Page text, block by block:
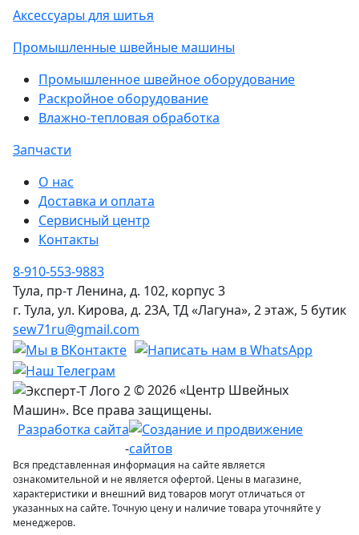
Аксессуары для шитья
Промышленные швейные машины
Промышленное швейное оборудование
Раскройное оборудование
Влажно-тепловая обработка
Запчасти
О нас
Доставка и оплата
Сервисный центр
Контакты
8-910-553-9883
Тула, пр-т Ленина, д. 102, корпус 3
г. Тула, ул. Кирова, д. 23А, ТД «Лагуна», 2 этаж, 5 бутик
sew71ru@gmail.com
© 2026 «Центр Швейных
Машин». Все права защищены.
Разработка сайта
-
Вся представленная информация на сайте является
ознакомительной и не является офертой. Цены в магазине,
характеристики и внешний вид товаров могут отличаться от
указанных на сайте. Точную цену и наличие товара уточняйте у
менеджеров.